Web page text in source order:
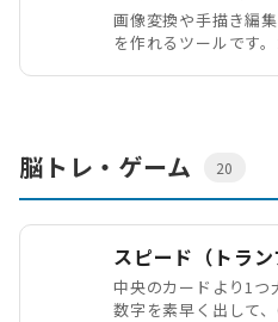
画像変換や手描き編
を作れるツールです
脳トレ・ゲーム 20
スピード（トラン
中央のカードより1つ
数字を素早く出して